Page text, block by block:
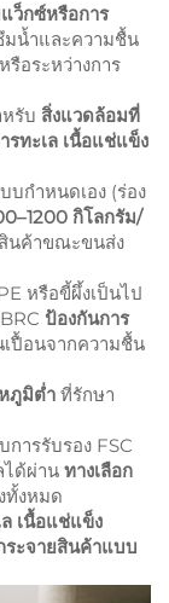
ว็กซ์หรือการ
น้ำและความชื้น
รือระหว่างการ
รับ สิ่งแวดล้อมที่
ทะเล เนื้อแช่แข็ง
บกำหนดเอง (ร่อง
กิโลกรัม/
นค้าขณะขนส่ง
หรือขี้ผึ้งเป็นไป
ป้องกันการ
ปื้อนจากความชื้น
ภูมิต่ำ ที่รักษา
การรับรอง FSC
ได้ผ่าน ทางเลือก
ทั้งหมด
เนื้อแช่แข็ง
ะจายสินค้าแบบ